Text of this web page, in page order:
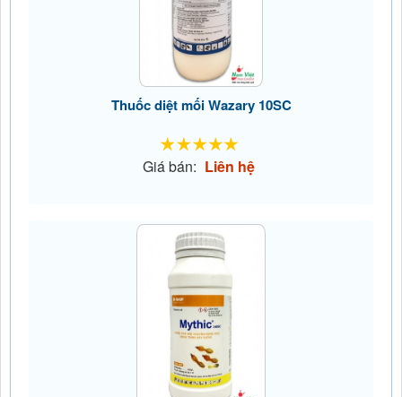
Thuốc diệt mối Wazary 10SC
Giá bán: Liên hệ